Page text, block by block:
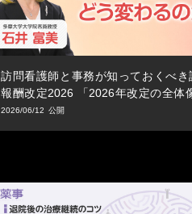
訪問看護師と事務が知っておくべき
報酬改定2026 「2026年改定の全体
訪問看護はどう変わるのか」
2026/06/12